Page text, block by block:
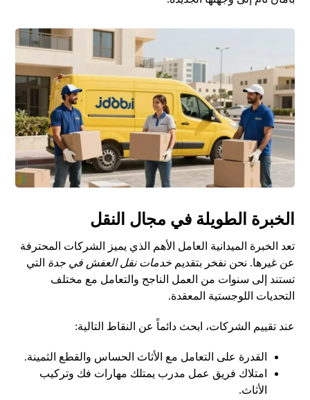
الخبرة الطويلة في مجال النقل
تعد الخبرة الميدانية العامل الأهم الذي يميز الشركات المحترفة
عن غيرها. نحن نفخر بتقديمخدمات نقل العفش في جدة التي
تستند إلى سنوات من العمل الناجح والتعامل مع مختلف
التحديات اللوجستية المعقدة.
عند تقييم الشركات، ابحث دائماً عن النقاط التالية:
القدرة على التعامل مع الأثاث الحساس والقطع الثمينة.
امتلاك فريق عمل مدرب يمتلك مهارات فك وتركيب
الأثاث.